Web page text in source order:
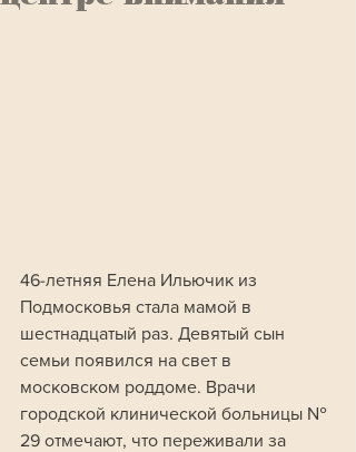
46-летняя Елена Ильючик из
Подмосковья стала мамой в
шестнадцатый раз. Девятый сын
семьи появился на свет в
московском роддоме. Врачи
городской клинической больницы №
29 отмечают, что переживали за